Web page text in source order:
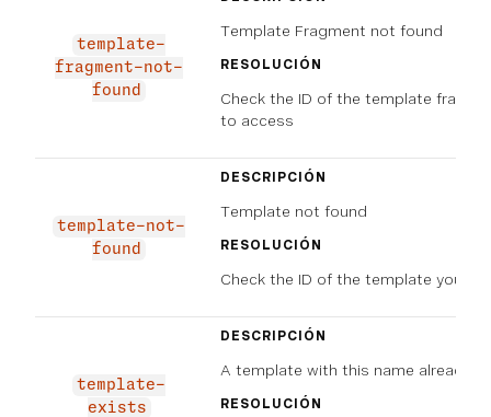
template-
fragment-not-
found
Template Fragment not found
RESOLUCIÓN
Check the ID of the template
to access
template-not-
found
DESCRIPCIÓN
Template not found
RESOLUCIÓN
Check the ID of the template you
template-
exists
DESCRIPCIÓN
A template with this name already
RESOLUCIÓN